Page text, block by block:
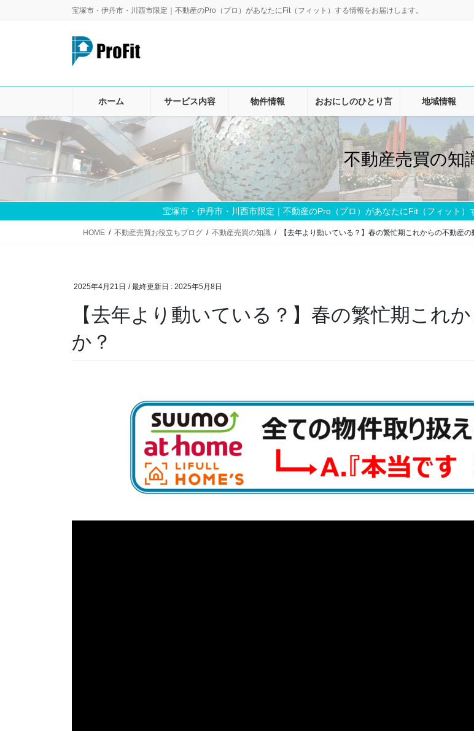
動
宝塚市・伊丹市・川西市限定｜不動産のPro（プロ）があなたにFit（フィット）する情報をお届けします。
ホーム サービス内容 物件情報 おおにしのひとり言 地域情報
不動産売買の知
宝塚市・伊丹市・川西市限定｜不動産のPro（プロ）があなたにFit（フィット）
HOME 不動産売買お役立ちブログ 不動産売買の知識 【去年より動いている？】春の繁忙期これからの不動産
2025年4月21日 / 最終更新日 : 2025年5月8日
【去年より動いている？】春の繁忙期これ
か？